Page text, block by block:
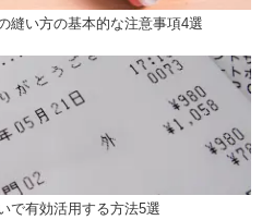
縫い方の基本的な注意事項4選
で有効活用する方法5選